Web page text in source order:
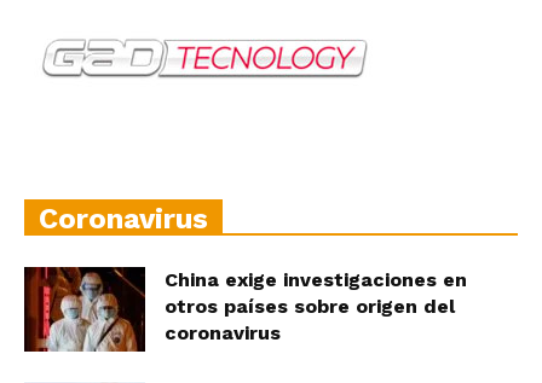
Coronavirus
China exige investigaciones en
otros países sobre origen del
coronavirus